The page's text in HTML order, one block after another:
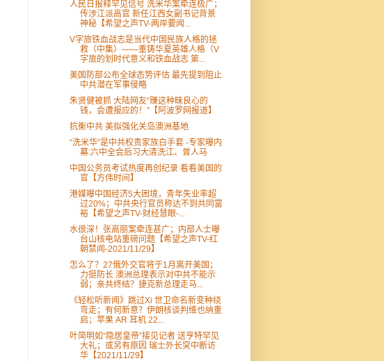
人民日报释罕见信号 洗米华案牵连极广；
传涉江派高官 新任江西女副书记背景
神秘【希望之声TV-两岸要闻...
V字旅铁血战志是当代中国民族人格的拯
救（中集）——重铸华夏英雄人格（V
字旅的划时代意义和铁血战志 第...
美国防部公布全球态势评估 最先提到阻止
中共潜在军事侵略
朱贤健被抓 大陆网友“赚这种昧良心的
钱，会遭报应的！”【阿波罗网报道】
抗衡中共 美拟强化关岛澳洲基地
“洗米华”是中共权贵家族白手套 -专家曝内
幕:六中全会后习大清洗江、曾人马
中国公务员考试热度再创纪录 看看美国的
官【方伟时间】
港媒曝中国经济5大困境，青年失业率超
过20%；中共央行官员称达不到共同富
裕【希望之声TV-财经慧眼-...
水很深！张高丽案牵连甚广；内部人士曝
台山核电站重磅问题【希望之声TV-红
朝禁闻-2021/11/29】
怎么了？27俄外交官将于1月离开美国；
力挺防长 澳洲总理表示对中共不能示
弱；亲共终结？捷克新总理走马...
《轻松听新闻》跳过Xi 世卫命名新变种绕
弯走；有何新意？伊朗核谈判维也纳重
启；苹果 AR 耳机 22...
叶简明如“隐居皇帝”接见记者 送亨特罕见
大礼；或另有原因 瑞士外长突中断访
华【2021/11/29】